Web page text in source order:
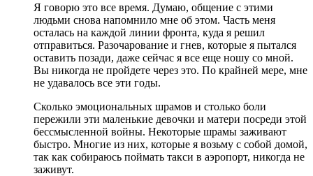
Я говорю это все время. Думаю, общение с этими
людьми снова напомнило мне об этом. Часть меня
осталась на каждой линии фронта, куда я решил
отправиться. Разочарование и гнев, которые я пытался
оставить позади, даже сейчас я все еще ношу со мной.
Вы никогда не пройдете через это. По крайней мере, мне
не удавалось все эти годы.
Сколько эмоциональных шрамов и столько боли
пережили эти маленькие девочки и матери посреди этой
бессмысленной войны. Некоторые шрамы заживают
быстро. Многие из них, которые я возьму с собой домой,
так как собираюсь поймать такси в аэропорт, никогда не
заживут.